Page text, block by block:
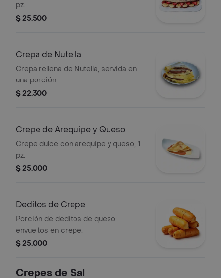
pz.
$ 25.500
Crepa de Nutella
Crepa rellena de Nutella, servida en
una porción.
$ 22.300
Crepe de Arequipe y Queso
Crepe dulce con arequipe y queso, 1
pz.
$ 25.000
Deditos de Crepe
Porción de deditos de queso
envueltos en crepe.
$ 25.000
Crepes de Sal